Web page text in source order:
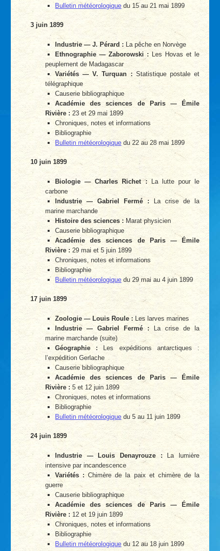
Bulletin météorologique du 15 au 21 mai 1899
3 juin 1899
Industrie — J. Pérard : La pêche en Norvège
Ethnographie — Zaborowski : Les Hovas et le
peuplement de Madagascar
Variétés — V. Turquan :Statistique postale et
télégraphique
Causerie bibliographique
Académie des sciences de Paris — Émile
Rivière : 23 et 29 mai 1899
Chroniques, notes et informations
Bibliographie
Bulletin météorologique du 22 au 28 mai 1899
10 juin 1899
Biologie — Charles Richet :La lutte pour le
carbone
Industrie — Gabriel Fermé :La crise de la
marine marchande
Histoire des sciences : Marat physicien
Causerie bibliographique
Académie des sciences de Paris — Émile
Rivière : 29 mai et 5 juin 1899
Chroniques, notes et informations
Bibliographie
Bulletin météorologiquedu 29 mai au 4 juin 1899
17 juin 1899
Zoologie — Louis Roule :Les larves marines
Industrie — Gabriel Fermé :La crise de la
marine marchande (suite)
Géographie :Les expéditions antarctiques :
l’expédition Gerlache
Causerie bibliographique
Académie des sciences de Paris — Émile
Rivière :5 et 12 juin 1899
Chroniques, notes et informations
Bibliographie
Bulletin météorologiquedu 5 au 11 juin 1899
24 juin 1899
Industrie — Louis Denayrouze :La lumière
intensive par incandescence
Variétés :Chimère de la paix et chimère de la
guerre
Causerie bibliographique
Académie des sciences de Paris — Émile
Rivière : 12 et 19 juin 1899
Chroniques, notes et informations
Bibliographie
Bulletin météorologique du 12 au 18 juin 1899